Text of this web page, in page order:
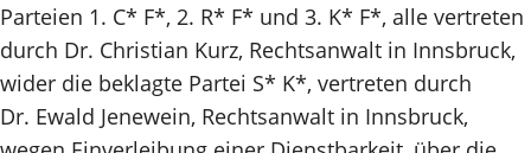
Parteien 1. C* F*, 2. R* F* und 3. K* F*, alle vertreten
durch Dr. Christian Kurz, Rechtsanwalt in Innsbruck,
wider die beklagte Partei S* K*, vertreten durch
Dr. Ewald Jenewein, Rechtsanwalt in Innsbruck,